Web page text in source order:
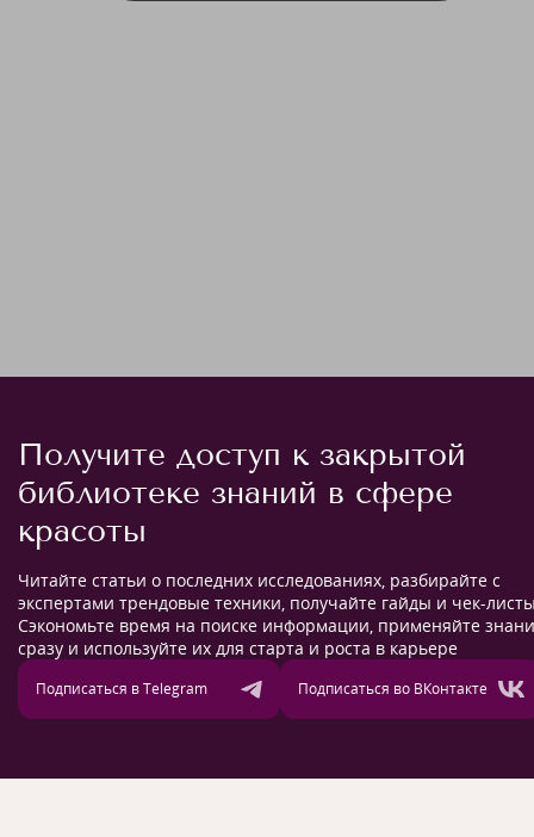
Получите доступ к закрытой
библиотеке знаний в сфере
красоты
Читайте статьи о последних исследованиях, разбирайте с
экспертами трендовые техники, получайте гайды и чек-
Сэкономьте время на поиске информации, применяйте
сразу и используйте их для старта и роста в карьере
Подписаться в Telegram Подписаться во ВКонтакте